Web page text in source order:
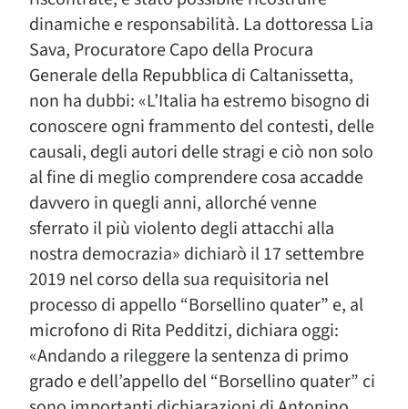
dinamiche e responsabilità. La dottoressa Lia
Sava, Procuratore Capo della Procura
Generale della Repubblica di Caltanissetta,
non ha dubbi: «L’Italia ha estremo bisogno di
conoscere ogni frammento del contesti, delle
causali, degli autori delle stragi e ciò non solo
al fine di meglio comprendere cosa accadde
davvero in quegli anni, allorché venne
sferrato il più violento degli attacchi alla
nostra democrazia» dichiarò il 17 settembre
2019 nel corso della sua requisitoria nel
processo di appello “Borsellino quater” e, al
microfono di Rita Pedditzi, dichiara oggi:
«Andando a rileggere la sentenza di primo
grado e dell’appello del “Borsellino quater” ci